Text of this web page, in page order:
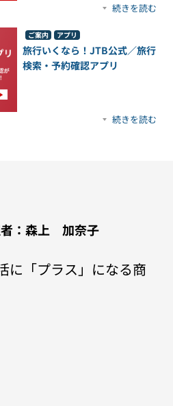
続きを読む
ご案内 アプリ
旅行いくなら！JTB公式／旅行
検索・予約確認アプリ
続きを読む
者：森上 加奈子
に「プラス」になる商